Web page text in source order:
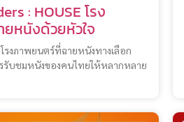
: HOUSE โรง
หนังด้วยหัวใจ
โรงภาพยนตร์ที่ฉายหนังทางเลือก
รับชมหนังของคนไทยให้หลากหลาย